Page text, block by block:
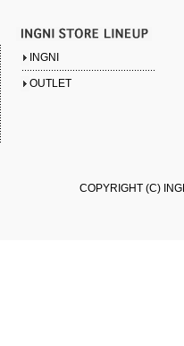
INGNI
OUTLET
COPYRIGHT (C)